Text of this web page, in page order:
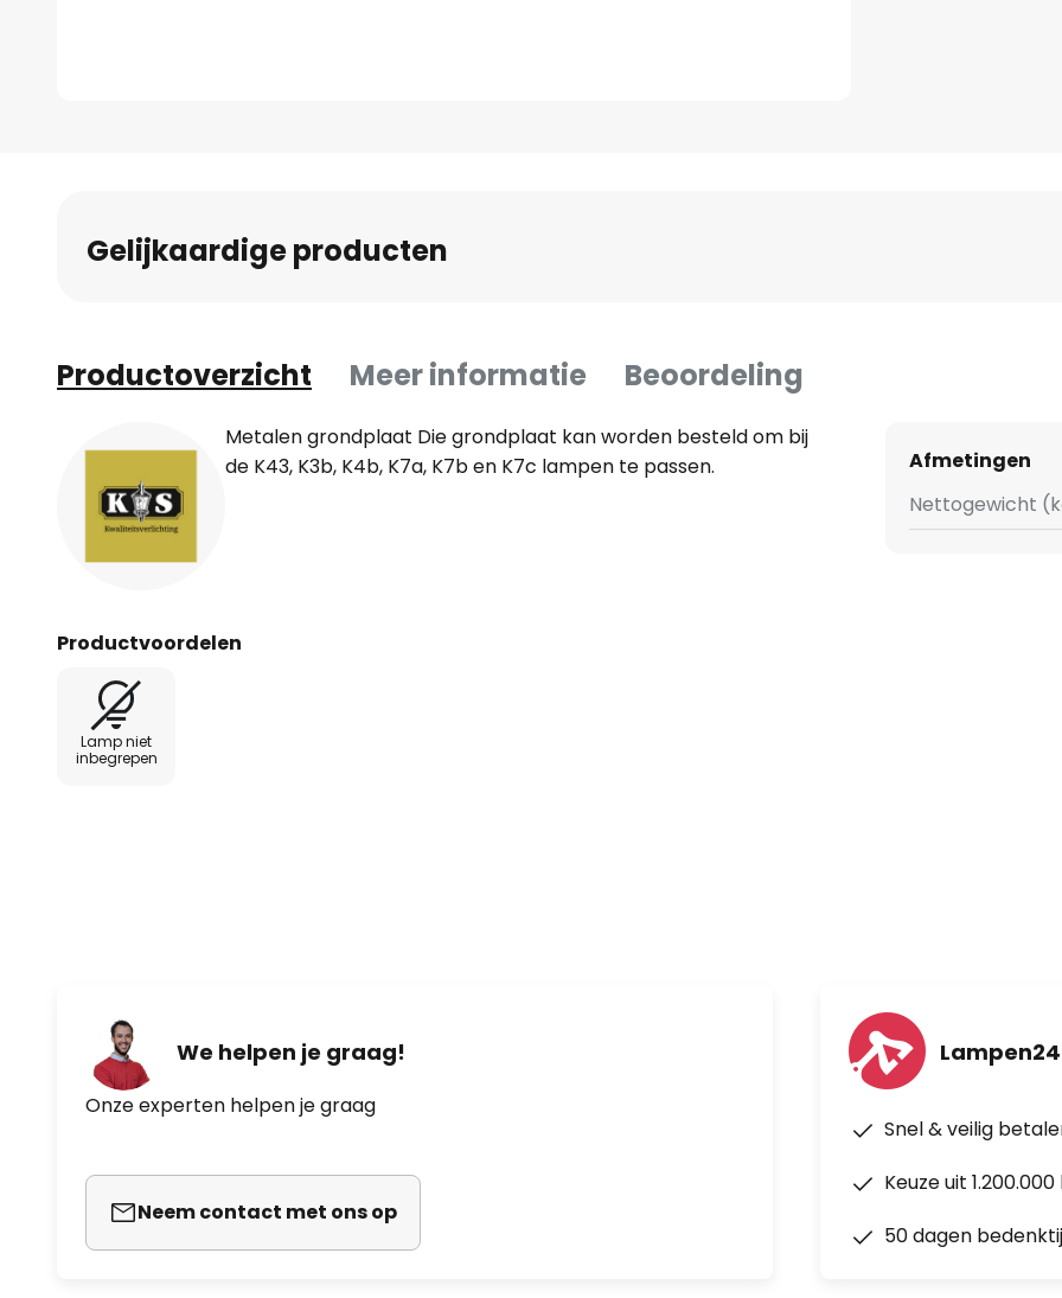
vanGelijkaardige producten
Productoverzicht Meer informatie Beoordeling
Metalen grondplaat Die grondplaat kan worden besteld om bij
de K43, K3b, K4b, K7a, K7b en K7c lampen te passen.
Productvoordelen
Lamp niet
inbegrepen
Afmetingen
Nettogewicht
We helpen je graag!
Onze experten helpen je graag
Neem contact met ons op
Snel & veilig
Keuze uit
50 dagen